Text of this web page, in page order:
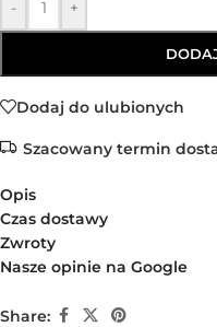
- +
Dodaj do ulubionych
Szacowany termin
Opis
Czas dostawy
Zwroty
Nasze opinie na Google
Share: